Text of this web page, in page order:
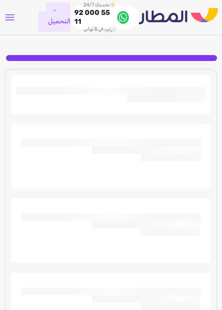
نخدمك 24/7
92 000 55
11
نرد في 8 ثواني
جاري
التحميل